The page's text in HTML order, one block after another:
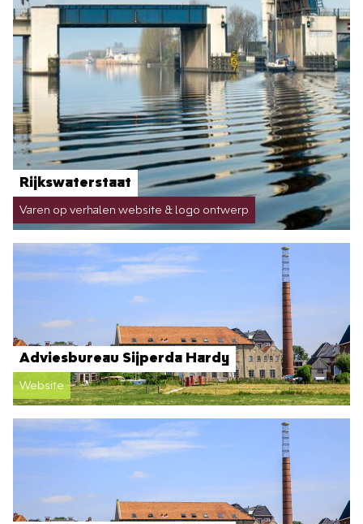
Rijkswaterstaat
Varen op verhalen website & logo ontwerp
Adviesbureau Sijperda Hardy
Website